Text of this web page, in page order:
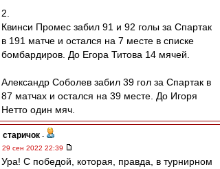
2.
Квинси Промес забил 91 и 92 голы за Спартак
в 191 матче и остался на 7 месте в списке
бомбардиров. До Егора Титова 14 мячей.
Александр Соболев забил 39 гол за Спартак в
87 матчах и остался на 39 месте. До Игоря
Нетто один мяч.
старичок -
29 сен 2022 22:39
Ура! С победой, которая, правда, в турнирном